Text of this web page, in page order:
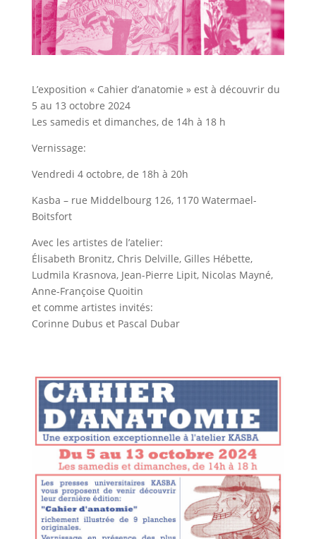
L’exposition « Cahier d’anatomie » est à découvrir du
5 au 13 octobre 2024
Les samedis et dimanches, de 14h à 18 h
Vernissage:
Vendredi 4 octobre, de 18h à 20h
Kasba – rue Middelbourg 126, 1170 Watermael-
Boitsfort
Avec les artistes de l’atelier:
Élisabeth Bronitz, Chris Delville, Gilles Hébette,
Ludmila Krasnova, Jean-Pierre Lipit, Nicolas Mayné,
Anne-Françoise Quoitin
et comme artistes invités:
Corinne Dubus et Pascal Dubar